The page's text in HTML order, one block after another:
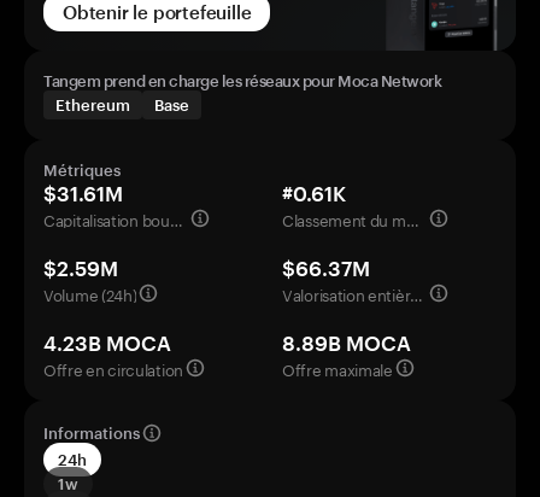
Obtenir le portefeuille
Tangem prend en charge les réseaux pour Moca Network
Ethereum
Base
Métriques
$31.61M
Capitalisation boursière
#0.61K
Classement du marché
$2.59M
Volume (24h)
$66.37M
Valorisation entièrement diluée
4.23B MOCA
Offre en circulation
8.89B MOCA
Offre maximale
Informations
24h
1w